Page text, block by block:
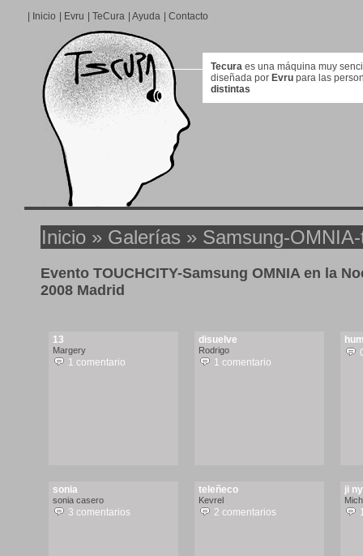
Inicio Evru TeCura Ayuda Contacto
Tecura es una máquina muy
diseñada por Evru para las
distintas
Inicio » Galerías » Samsung-
Evento TOUCHCITY-Samsung OMNIA en la
2008 Madrid
13
Margery
1 comentario
disuelve
Rodrigo
1 comentario
sonia
sonia casero
3 comentarios
teleñeco
Kevrel
2 comentarios
ji